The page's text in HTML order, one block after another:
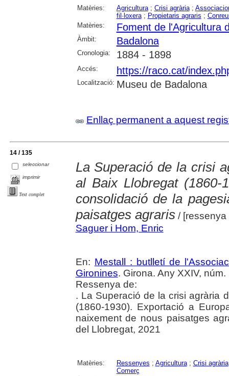
Matèries: Agricultura; Crisi agrària;
fil·loxera; Propietaris agraris ;
Matèries:
Foment de l'Agricultura
Àmbit: Badalona
Cronologia: 1884 - 1898
Accés: https://raco.cat/
Localització: Museu de Badalona
Enllaç permanent a aquest
14 / 135
seleccionar
imprimir
Text complet
La Superació de la crisi
al Baix Llobregat (1860-
consolidació de la
paisatges agraris/ [ressenya
Saguer i Hom, Enric
En: Mestall : butlletí de
Gironines. Girona. Any XXIV,
Ressenya de:
. La Superació de la crisi agrària
(1860-1930). Exportació a
naixement de nous paisatges
del Llobregat, 2021
Matèries: Ressenyes ; Agricultura; Crisi agrària
Comerç